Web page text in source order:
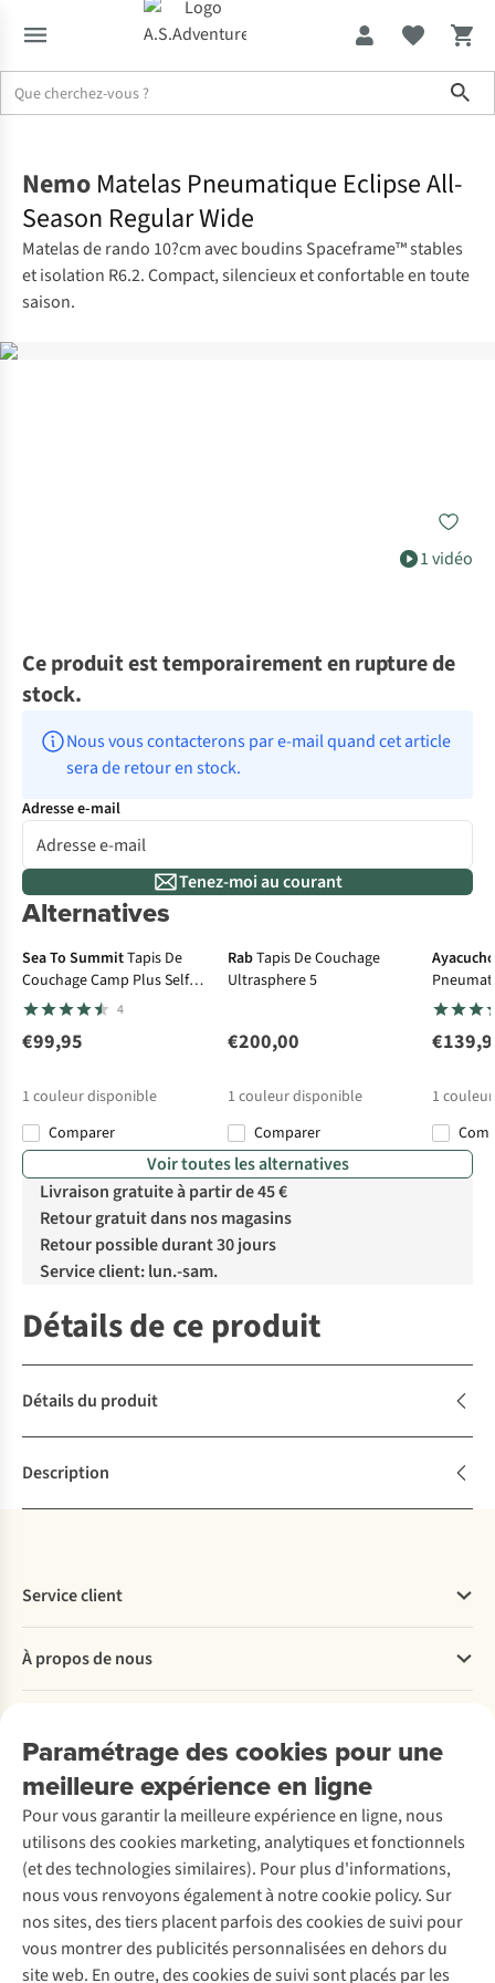
1 vidéo
Nemo Matelas Pneumatique Eclipse All-
Season Regular Wide
Matelas de rando 10?cm avec boudins Spaceframe™ stables
et isolation R6.2. Compact, silencieux et confortable en toute
saison.
Ce produit est temporairement en rupture de
stock.
Nous vous contacterons par e-mail quand cet article
sera de retour en stock.
Adresse e-mail
Tenez-moi au courant
Alternatives
Sea To SummitTapis De
Couchage Camp Plus Self
Inflating Mat - Regular
4
€99,95
1 couleur disponible
Comparer
RabTapis De Couchage
Ultrasphere 5
€200,00
1 couleur disponible
Comparer
1
Voir toutes les alternatives
Livraison gratuite à partir de 45 €
Retour gratuit dans nos magasins
Retour possible durant 30 jours
Service client: lun.-sam.
Détails de ce produit
Détails du produit
Description
Paramétrage des cookies pour une
meilleure expérience en ligne
Pour vous garantir la meilleure expérience en ligne, nous
utilisons des cookies marketing, analytiques et fonctionnels
(et des technologies similaires). Pour plus d'informations,
nous vous renvoyons également à notre cookie policy. Sur
nos sites, des tiers placent parfois des cookies de suivi pour
vous montrer des publicités personnalisées en dehors du
site web. En outre, des cookies de suivi sont placés par les
Service client
Commander
Payer
Retourner
Rétractation d'une commande
Entretien & réparations
Garantie
Contactez-nous
À propos de nous
Entreprise responsable
À propos d’Ayacucho
Nos magasins
À propos d’A.S.Adventure
Déclaration d'accessibilité
Location / Location sports d’hiver
Seconde-main
Entretien de ski
Service de lavage
Entretien de chaussures
Réparation de chaussures
Réparation de vêtements
Retouches
Découvrez
A.S.Magazine
Explore Camp
Expertise & conseils
Abonnez-vous à la newsletter